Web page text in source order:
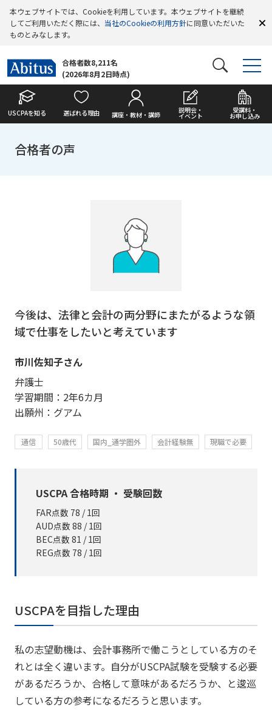
本ウェブサイトでは、Cookieを利用しています。本ウェブサイトを継続
してご利用いただく際には、 当社のCookieの利用方針に同意いただいた
ものとみなします。
合格者数8,211名
(2026年8月2日時点)
USCPAを知る 選ばれる理由 講座・教材・講師
説明会・
イベント
受講料・
お申し込み
合格者の声
今後は、法律と会計の両分野にまたがるような領
域で仕事をしたいと考えています
市川佐知子さん
弁護士
学習期間：2年6カ月
出願州：グアム
通信 50歳代 国内_通学圏外 会計経験無 現職で必要
USCPA 合格時期 ・ 受験回数
FAR点数 78 / 1回
AUD点数 88 / 1回
BEC点数 81 / 1回
REG点数 78 / 1回
USCPAを目指した理由
私の志望動機は、会計事務所で働こうとしている方のそ
れとは全く違います。自分がUSCPA試験を受験する必要
があるだろうか、合格して意味があるだろうか、と逡巡
している方の参考になるだろうと思います。